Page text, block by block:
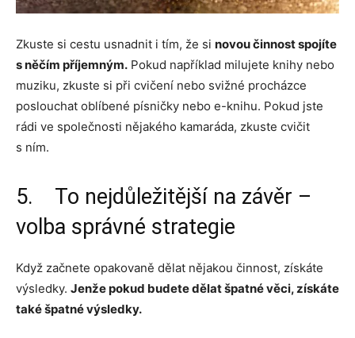
Zkuste si cestu usnadnit i tím, že si novou činnost spojíte
s něčím příjemným. Pokud například milujete knihy nebo
muziku, zkuste si při cvičení nebo svižné procházce
poslouchat oblíbené písničky nebo e-knihu. Pokud jste
rádi ve společnosti nějakého kamaráda, zkuste cvičit
s ním.
5. To nejdůležitější na závěr –
volba správné strategie
Když začnete opakovaně dělat nějakou činnost, získáte
výsledky. Jenže pokud budete dělat špatné věci, získáte
také špatné výsledky.